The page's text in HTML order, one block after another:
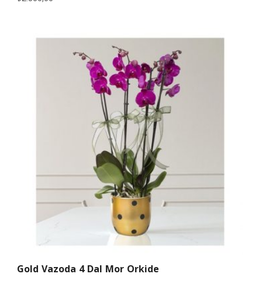
Gold Vazoda 4 Dal Mor Orkide